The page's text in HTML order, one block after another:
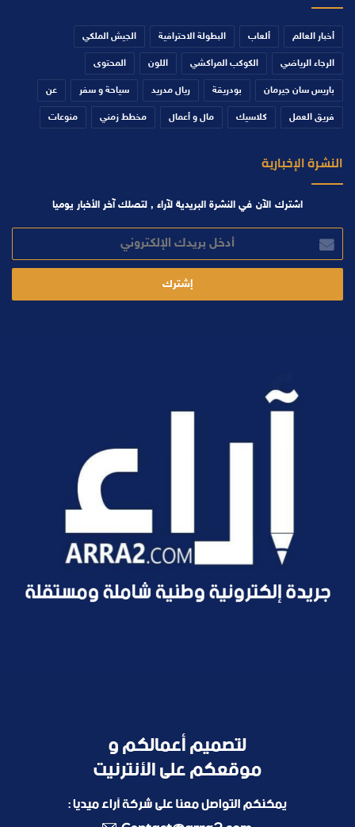
أخبار العالم ألعاب البطولة الاحترافية الجيش الملكي
الرجاء الرياضي الكوكب المراكشي اللون المحتوى
باريس سان جيرمان بودريقة ريال مدريد سياحة و سفر عن
فريق العمل كلاسيك مال و أعمال مخطط زمني منوعات
النشرة الإخبارية
اشترك الآن في النشرة البريدية لآراء , لتصلك آخر الأخبار يوميا
بريدك
الإلكتروني